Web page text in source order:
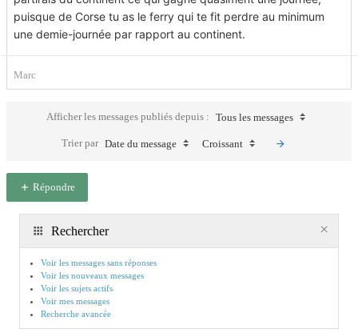
puisque de Corse tu as le ferry qui te fit perdre au minimum
une demie-journée par rapport au continent.
Marc
Afficher les messages publiés depuis : Tous les messages
Trier par Date du message Croissant
Répondre
Rechercher
Voir les messages sans réponses
Voir les nouveaux messages
Voir les sujets actifs
Voir mes messages
Recherche avancée